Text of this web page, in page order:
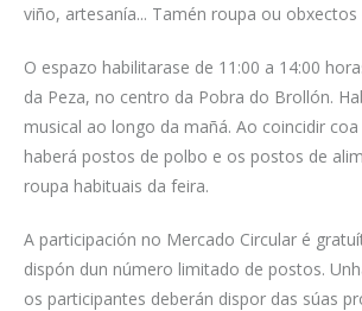
viño, artesanía... Tamén roupa ou obxectos
O espazo habilitarase de 11:00 a 14:00
da Peza, no centro da Pobra do Brollón.
musical ao longo da mañá. Ao coincidir
haberá postos de polbo e os postos de
roupa habituais da feira.
A participación no Mercado Circular é
dispón dun número limitado de postos.
os participantes deberán dispor das súas